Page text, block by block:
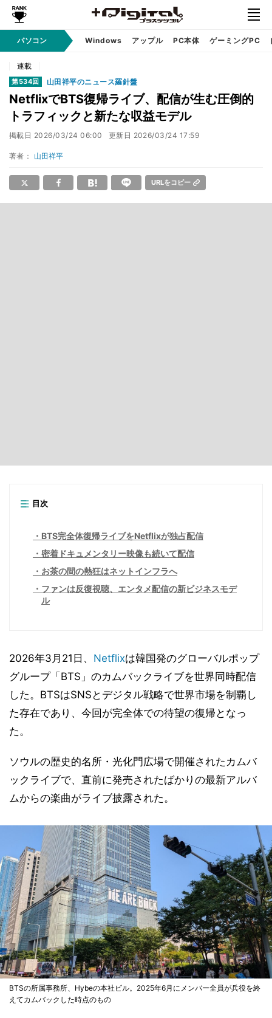
パソコン Windows アップル PC本体 ゲーミングPC
連載
第534回 山田祥平のニュース羅針盤
NetflixでBTS復帰ライブ、配信が生む圧倒的
トラフィックと新たな収益モデル
掲載日 2026/03/24 06:00 更新日 2026/03/24 17:59
著者： 山田祥平
URLをコピー
目次
BTS完全体復帰ライブをNetflixが独占配信
密着ドキュメンタリー映像も続いて配信
お茶の間の熱狂はネットインフラへ
ファンは反復視聴、エンタメ配信の新ビジネスモデ
ル
2026年3月21日、 Netflixは韓国発のグローバルポップ
グループ「BTS」のカムバックライブを世界同時配信
した。BTSはSNSとデジタル戦略で世界市場を制覇し
た存在であり、今回が完全体での待望の復帰となっ
た。
ソウルの歴史的名所・光化門広場で開催されたカムバ
ックライブで、直前に発売されたばかりの最新アルバ
ムからの楽曲がライブ披露された。
BTSの所属事務所、Hybeの本社ビル。2025年6月にメンバー全員が兵役を終
えてカムバックした時点のもの